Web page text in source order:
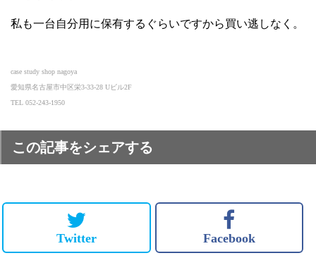
私も一台自分用に保有するぐらいですから買い逃しなく。
case study shop nagoya
愛知県名古屋市中区栄3-33-28 Uビル2F
TEL 052-243-1950
この記事をシェアする
Twitter Facebook